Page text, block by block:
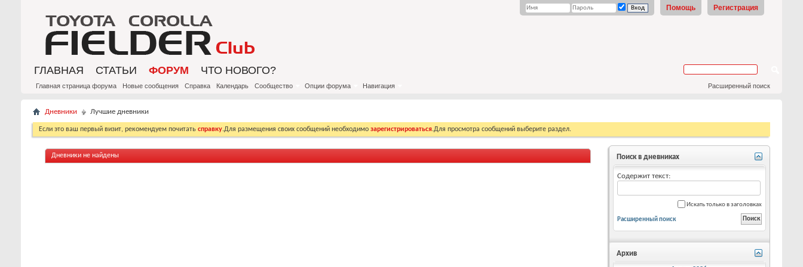
Регистрация
Помощь
ГЛАВНАЯ СТАТЬИ ФОРУМ
Главная страница форума Новые сообщения Справка Календарь Сообщество Опции форума Навигация
ЧТО НОВОГО?
Расширенный поиск
Дневники Лучшие дневники
Если это ваш первый визит, рекомендуем почитать справку.Для размещения своих сообщений необходимо зарегистрироваться.Для просмотра сообщений выберите раздел.
Дневники не найдены Поиск в дневниках
Содержит текст:
Искать только в заголовках
Расширенный поиск
Архив